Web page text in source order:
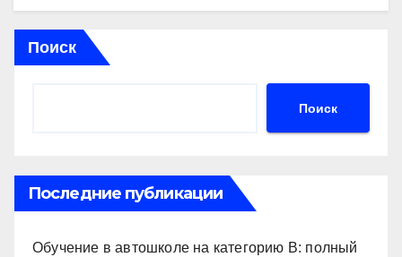
at
s
A
e
er n
ki
р
ть
Поиск
Поиск
Последние публикации
Обучение в автошколе на категорию В: полный